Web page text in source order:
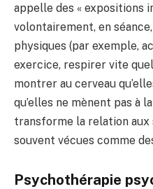
appelle des « expositions
volontairement, en
physiques (par exemple,
exercice, respirer vite
montrer au cerveau
qu’elles ne mènent pas à
transforme la relation
souvent vécues comme
Psychothérapie